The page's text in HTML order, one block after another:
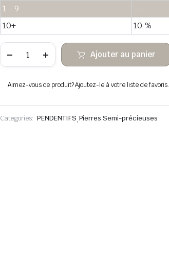
1 - 9
—
10+
10 %
Fil
cuivre
suspendue
lilas
Ajouter au panier
Aimez-vous ce produit? Ajoutez-le à votre liste de favoris.
Categories: PENDENTIFS,Pierres Semi-précieuses